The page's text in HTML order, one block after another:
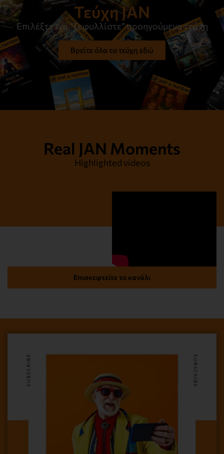
Στον ίσκιο του μεσημεριού
Τεύχη JAN
Επιλέξτε και “ξεφυλλίστε” προηγούμενα τεύχη
Βρείτε όλα τα τεύχη εδώ
Real JAN Moments
Highlighted videos
Επισκεφτείτε το κανάλι